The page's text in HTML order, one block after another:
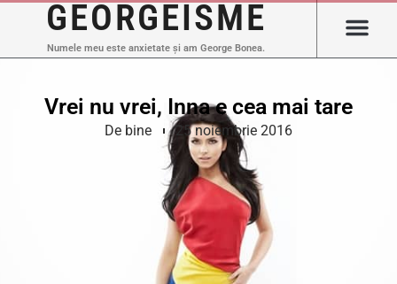
GEORGEISME
Numele meu este anxietate și am George Bonea.
Vrei nu vrei, Inna e cea mai tare
De bine 25 noiembrie 2016